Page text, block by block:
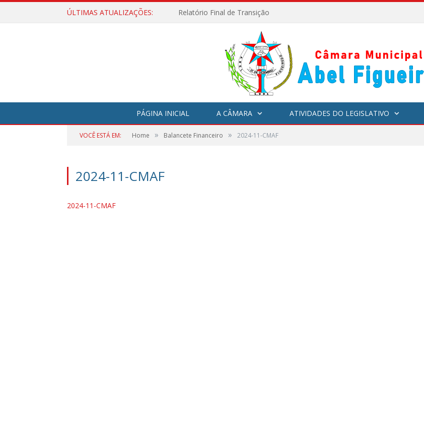
ÚLTIMAS ATUALIZAÇÕES: Relatório Final de Transição
PÁGINA INICIAL A CÂMARA ATIVIDADES DO LEGISLATIVO
VOCÊ ESTÁ EM: Home » Balancete Financeiro » 2024-11-CMAF
2024-11-CMAF
2024-11-CMAF